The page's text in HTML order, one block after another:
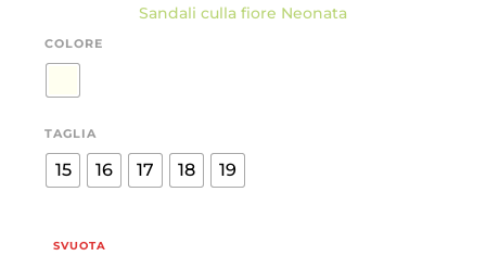
prezzoprezzo
Sandali culla fiore Neonata
COLORE
TAGLIA
15 16 17 18 19
SVUOTA